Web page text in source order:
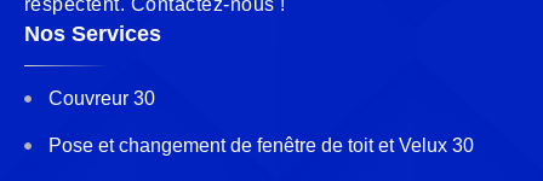
respectent. Contactez-nous !
Nos Services
Couvreur 30
Pose et changement de fenêtre de toit et Velux 30